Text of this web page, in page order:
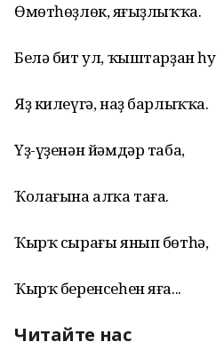
Өмөтһөҙлөк, яңғыҙлыҡҡа.
Белә бит ул, ҡыштарҙан һуң
Яҙ килеүгә, наҙ барлыҡҡа.
Үҙ-үҙенән йәмдәр таба,
Ҡолағына алҡа таға.
Ҡырҡ сырағы янып бөтһә,
Ҡырҡ беренсеһен яға...
Читайте нас